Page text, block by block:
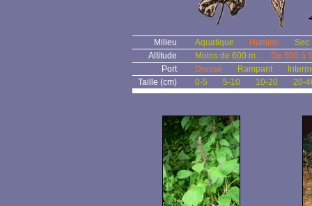
Milieu Aquatique Humide
Sec
Altitude
Moins de 600 m
De 600 à
Port
Dressé Rampant
Taille (cm)
0-5 5-10 10-20 20-